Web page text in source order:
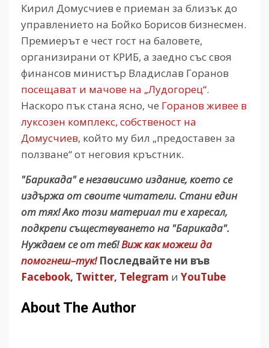
Кирил Домусчиев е приеман за близък до
управлението на Бойко Борисов бизнесмен.
Премиерът е чест гост на баловете,
организирани от КРИБ, а заедно със своя
финансов министър Владислав Горанов
посещават и мачове на „Лудогорец“.
Наскоро пък стана ясно, че Горанов живее в
луксозен комплекс, собственост на
Домусчиев, който му бил „предоставен за
ползване“ от неговия кръстник.
"Барикада" е независимо издание, което се
издържа от своите читатели. Стани един
от тях! Ако този материал ти е харесал,
подкрепи съществуването на "Барикада".
Нуждаем се от теб!Виж как можеш да
помогнеш–тук! Последвайте ни във
Facebook, Twitter, Telegram и YouTube
About The Author